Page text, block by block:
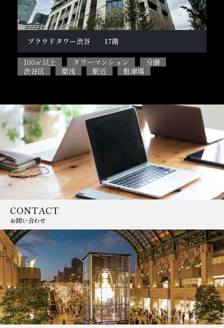
柿の木坂１丁目戸建
100㎡以上 5SLDK
ペット相談可能
目黒区
閑静な住宅街 駐車場
CONTACT
お問い合わせ